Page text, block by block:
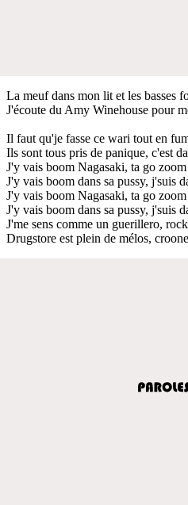
La meuf dans mon lit et les basses
J'écoute du Amy Winehouse pour
Il faut qu'je fasse ce wari tout en
Ils sont tous pris de panique, c'est
J'y vais boom Nagasaki, ta go
J'y vais boom dans sa pussy, j'suis
J'y vais boom Nagasaki, ta go
J'y vais boom dans sa pussy, j'suis
J'me sens comme un guerillero,
Drugstore est plein de mélos,